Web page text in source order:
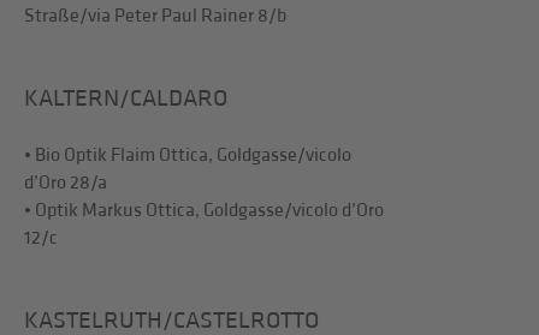
Straße/via Peter Paul Rainer 8/b
KALTERN/CALDARO
• Bio Optik Flaim Ottica, Goldgasse/vicolo
d’Oro 28/a
• Optik Markus Ottica, Goldgasse/vicolo d’Oro
12/c
KASTELRUTH/CASTELROTTO